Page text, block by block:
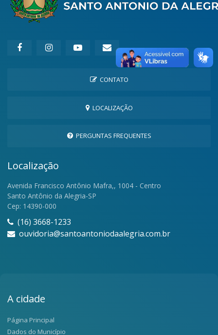
CONTATO
LOCALIZAÇÃO
PERGUNTAS FREQUENTES
Localização
Avenida Francisco Antônio Mafra,, 1004 - Centro
Santo Antônio da Alegria-SP
Cep: 14390-000
(16) 3668-1233
ouvidoria@santoantoniodaalegria.com.br
A cidade
Página Principal
Dados do Município